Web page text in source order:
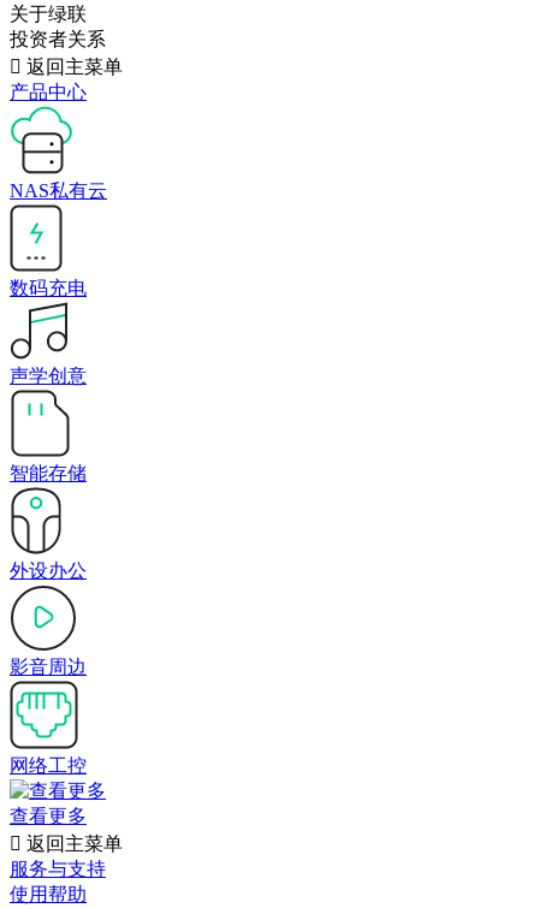
关于绿联
投资者关系
 返回主菜单
产品中心
NAS私有云
数码充电
声学创意
智能存储
外设办公
影音周边
网络工控
查看更多
 返回主菜单
服务与支持
使用帮助